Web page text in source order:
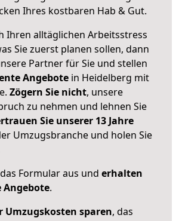
Ihres kostbaren Hab & Gut.
Ihren alltäglichen Arbeitsstress
Sie zuerst planen sollen, dann
Partner für Sie und stellen
Angebote in Heidelberg mit
Zögern Sie nicht, unsere
zu nehmen und lehnen Sie
Sie unserer 13 Jahre
Umzugsbranche und holen Sie
Formular aus und erhalten
Angebote.
Umzugskosten sparen, das